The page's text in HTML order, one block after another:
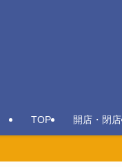
TOP 開店・閉店